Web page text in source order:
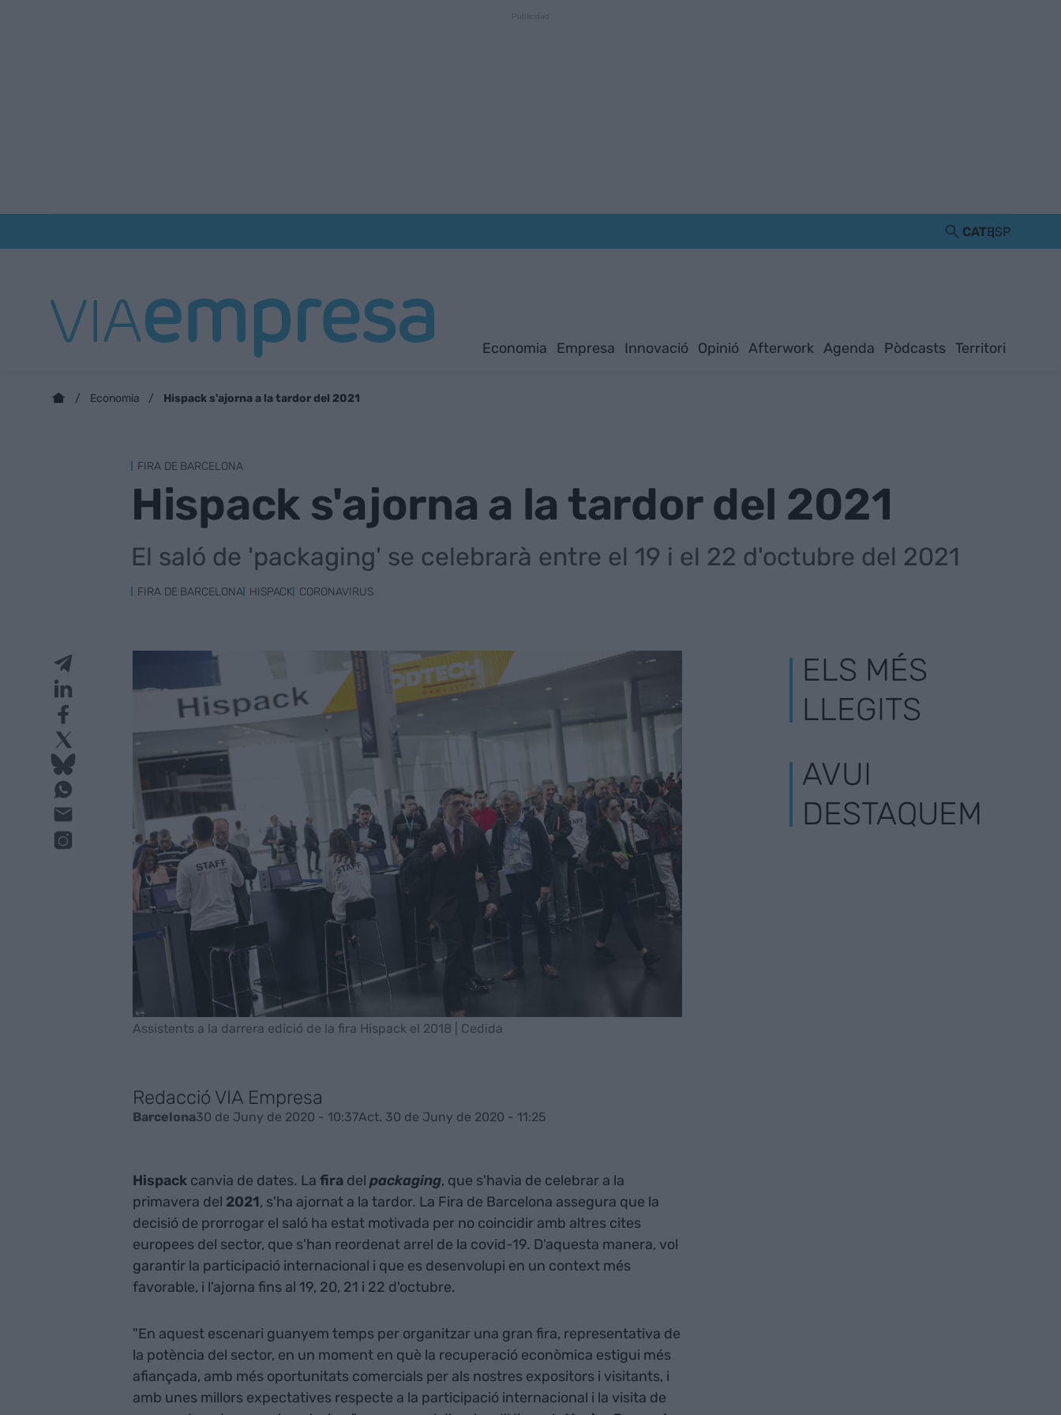
CATESP
Economia Empresa Innovació Opinió Afterwork Agenda Pòdcasts Territori
Economia Hispack s'ajorna a la tardor del 2021
FIRA DE BARCELONA
Hispack s'ajorna a la tardor del 2021
El saló de 'packaging' se celebrarà entre el 19 i el 22 d'octubre del 2021
FIRA DE BARCELONA HISPACK CORONAVIRUS
Assistents a la darrera edició de la fira Hispack el 2018 | Cedida
Redacció VIA Empresa
Barcelona30 de Juny de 2020 - 10:37Act. 30 de Juny de 2020 - 11:25
Hispackcanvia de dates. La firadel packaging, que s'havia de celebrar a la
primavera del 2021, s'ha ajornat a la tardor. La Fira de Barcelona assegura que la
decisió de prorrogar el saló ha estat motivada per no coincidir amb altres cites
europees del sector, que s'han reordenat arrel de la covid-19. D'aquesta manera, vol
garantir la participació internacional i que es desenvolupi en un context més
favorable, i l'ajorna fins al 19, 20, 21 i 22 d'octubre.
"En aquest escenari guanyem temps per organitzar una gran fira, representativa de
la potència del sector, en un moment en què la recuperació econòmica estigui més
afiançada, amb més oportunitats comercials per als nostres expositors i visitants, i
amb unes millors expectatives respecte a la participació internacional i la visita de
ELS MÉS
LLEGITS
AVUI
DESTAQUEM